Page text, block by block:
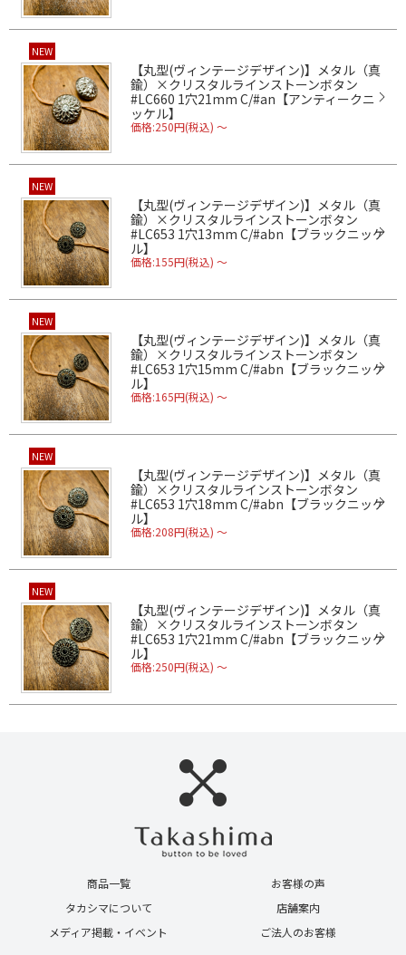
NEW
【丸型(ヴィンテージデザイン)】メタル（真
鍮）×クリスタルラインストーンボタン
#LC660 1穴21mm C/#an【アンティークニ
ッケル】
価格:250円(税込) ～
NEW
【丸型(ヴィンテージデザイン)】メタル（真
鍮）×クリスタルラインストーンボタン
#LC653 1穴13mm C/#abn【ブラックニッケ
ル】
価格:155円(税込) ～
NEW
【丸型(ヴィンテージデザイン)】メタル（真
鍮）×クリスタルラインストーンボタン
#LC653 1穴15mm C/#abn【ブラックニッケ
ル】
価格:165円(税込) ～
NEW
【丸型(ヴィンテージデザイン)】メタル（真
鍮）×クリスタルラインストーンボタン
#LC653 1穴18mm C/#abn【ブラックニッケ
ル】
価格:208円(税込) ～
NEW
【丸型(ヴィンテージデザイン)】メタル（真
鍮）×クリスタルラインストーンボタン
#LC653 1穴21mm C/#abn【ブラックニッケ
ル】
価格:250円(税込) ～
商品一覧
お客様の声
タカシマについて
店舗案内
メディア掲載・イベント
ご法人のお客様